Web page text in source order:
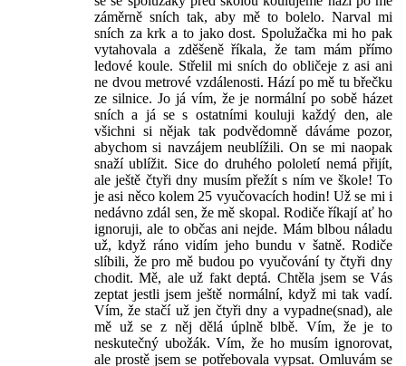
záměrně sních tak, aby mě to bolelo. Narval mi
sních za krk a to jako dost. Spolužačka mi ho pak
vytahovala a zděšeně říkala, že tam mám přímo
ledové koule. Střelil mi sních do obličeje z asi ani
ne dvou metrové vzdálenosti. Hází po mě tu břečku
ze silnice. Jo já vím, že je normální po sobě házet
sních a já se s ostatními kouluji každý den, ale
všichni si nějak tak podvědomně dáváme pozor,
abychom si navzájem neublížili. On se mi naopak
snaží ublížit. Sice do druhého pololetí nemá přijít,
ale ještě čtyři dny musím přežít s ním ve škole! To
je asi něco kolem 25 vyučovacích hodin! Už se mi i
nedávno zdál sen, že mě skopal. Rodiče říkají ať ho
ignoruji, ale to občas ani nejde. Mám blbou náladu
už, když ráno vidím jeho bundu v šatně. Rodiče
slíbili, že pro mě budou po vyučování ty čtyři dny
chodit. Mě, ale už fakt deptá. Chtěla jsem se Vás
zeptat jestli jsem ještě normální, když mi tak vadí.
Vím, že stačí už jen čtyři dny a vypadne(snad), ale
mě už se z něj dělá úplně blbě. Vím, že je to
neskutečný ubožák. Vím, že ho musím ignorovat,
ale prostě jsem se potřebovala vypsat. Omluvám se